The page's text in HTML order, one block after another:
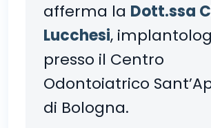
afferma la Dott.ssa
Lucchesi,
presso il Centro
Odontoiatrico
di Bologna.